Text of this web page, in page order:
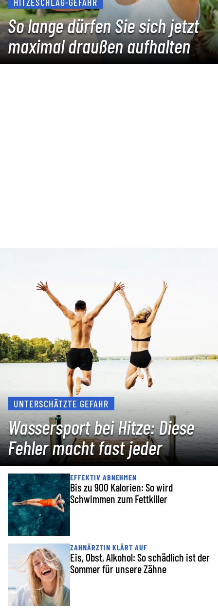
So lange dürfen Sie sich jetzt
maximal draußen aufhalten
UNTERSCHÄTZTE GEFAHR
Wassersport bei Hitze: Diese
Fehler macht fast jeder
EFFEKTIV ABNEHMEN
Bis zu 900 Kalorien: So wird
Schwimmen zum Fettkiller
ZAHNÄRZTIN KLÄRT AUF
Eis, Obst, Alkohol: So schädlich ist der
Sommer für unsere Zähne
GESUNDHEITSRISIKO